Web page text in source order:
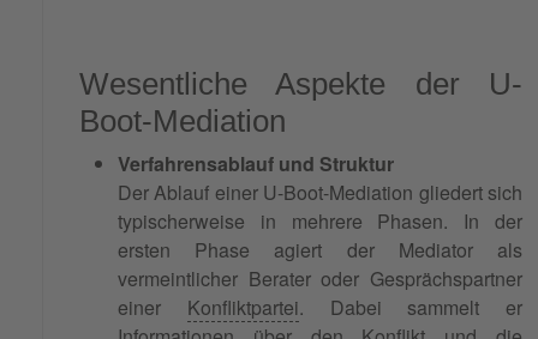
Wesentliche Aspekte der U-
Boot-Mediation
Verfahrensablauf und Struktur
Der Ablauf einer U-Boot-Mediation gliedert sich
typischerweise in mehrere Phasen. In der
ersten Phase agiert der Mediator als
vermeintlicher Berater oder Gesprächspartner
einer Konfliktpartei. Dabei sammelt er